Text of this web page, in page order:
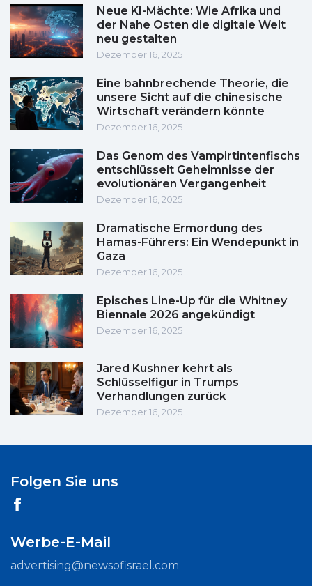
Neue KI-Mächte: Wie Afrika und
der Nahe Osten die digitale Welt
neu gestalten
Dezember 16, 2025
Eine bahnbrechende Theorie, die
unsere Sicht auf die chinesische
Wirtschaft verändern könnte
Dezember 16, 2025
Das Genom des Vampirtintenfischs
entschlüsselt Geheimnisse der
evolutionären Vergangenheit
Dezember 16, 2025
Dramatische Ermordung des
Hamas-Führers: Ein Wendepunkt in
Gaza
Dezember 16, 2025
Episches Line-Up für die Whitney
Biennale 2026 angekündigt
Dezember 16, 2025
Jared Kushner kehrt als
Schlüsselfigur in Trumps
Verhandlungen zurück
Dezember 16, 2025
Folgen Sie uns
Werbe-E-Mail
advertising@newsofisrael.com